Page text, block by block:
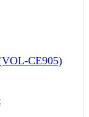
CE905)